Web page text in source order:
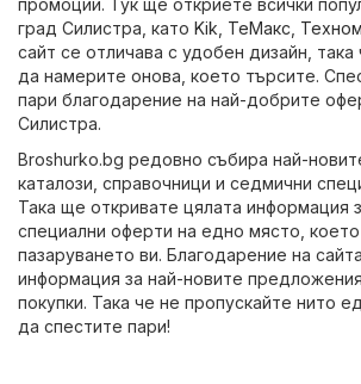
промоции. Тук ще откриете всички
град Силистра, като Kik ТеMакс
сайт се отличава с удобен дизайн,
да намерите онова, което търсите.
пари благодарение на най-добрите
Силистра.
Broshurko.bg редовно събира най-
каталози, справочници и седмични
Така ще откривате цялата информация
специални оферти на едно място,
пазаруването ви. Благодарение на
информация за най-новите
покупки. Така че не пропускайте нито
да спестите пари!